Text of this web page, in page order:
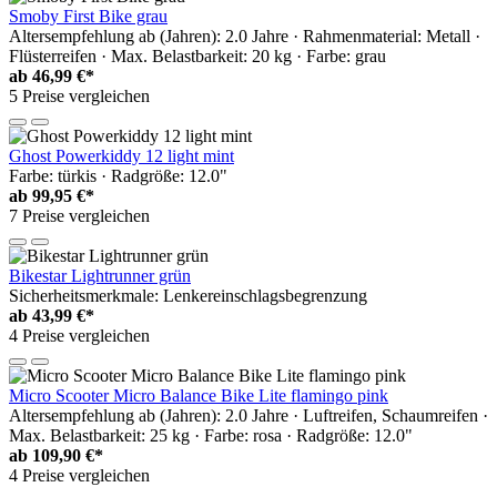
Smoby First Bike grau
Altersempfehlung ab (Jahren): 2.0 Jahre · Rahmenmaterial: Metall ·
Flüsterreifen · Max. Belastbarkeit: 20 kg · Farbe: grau
ab 46,99 €*
5 Preise vergleichen
Ghost Powerkiddy 12 light mint
Farbe: türkis · Radgröße: 12.0"
ab 99,95 €*
7 Preise vergleichen
Bikestar Lightrunner grün
Sicherheitsmerkmale: Lenkereinschlagsbegrenzung
ab 43,99 €*
4 Preise vergleichen
Micro Scooter Micro Balance Bike Lite flamingo pink
Altersempfehlung ab (Jahren): 2.0 Jahre · Luftreifen, Schaumreifen ·
Max. Belastbarkeit: 25 kg · Farbe: rosa · Radgröße: 12.0"
ab 109,90 €*
4 Preise vergleichen